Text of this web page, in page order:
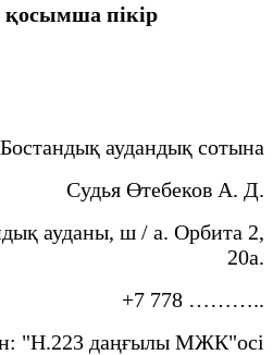
пікір
аудандық сотына
Судья Өтебеков А. Д.
ауданы, ш / а. Орбита 2,
20а.
+7 778 ………..
"Н.223 даңғылы МЖК"осі